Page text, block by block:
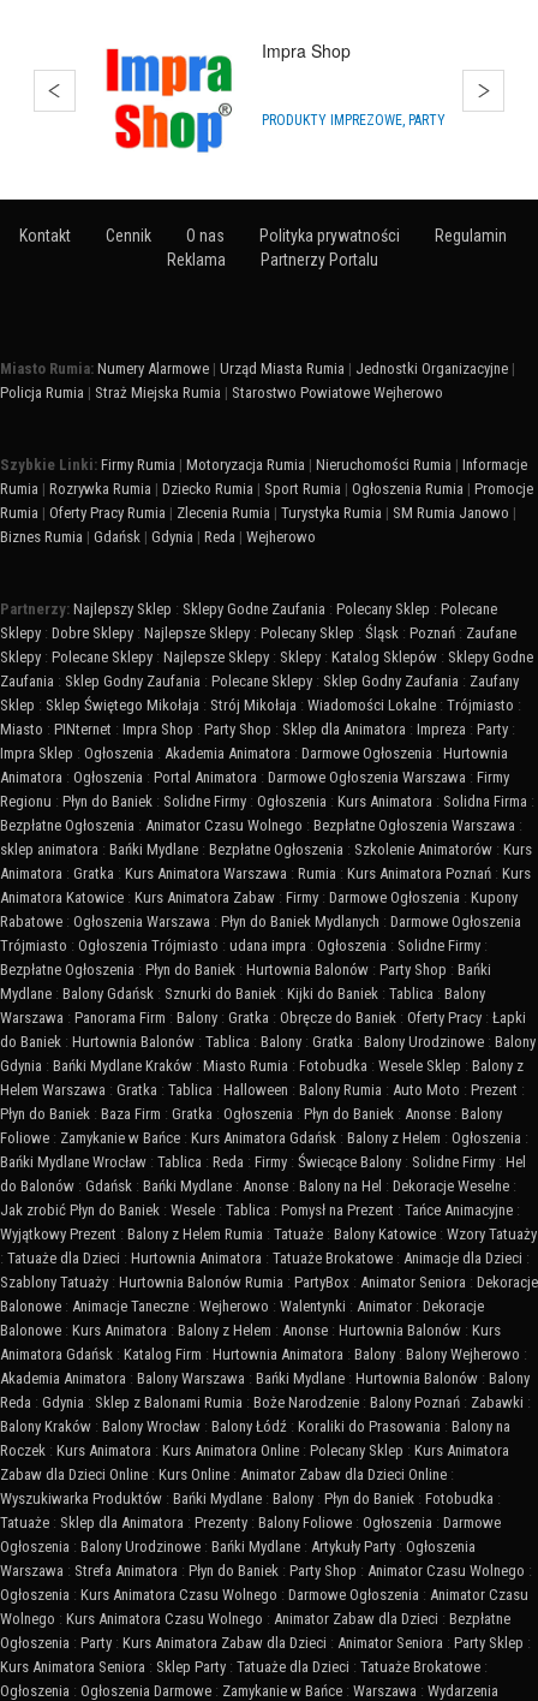
Impra Shop
PRODUKTY IMPREZOWE, PARTY
Kontakt Cennik O nas Polityka prywatności
Regulamin
Reklama
Partnerzy Portalu
Miasto Rumia: Numery Alarmowe | Urząd Miasta Rumia | Jednostki Organizacyjne |
Policja Rumia | Straż Miejska Rumia | Starostwo Powiatowe Wejherowo
Szybkie Linki: Firmy Rumia | Motoryzacja Rumia | Nieruchomości Rumia | Informacje
Rumia | Rozrywka Rumia | Dziecko Rumia | Sport Rumia | Ogłoszenia Rumia | Promocje
Rumia | Oferty Pracy Rumia | Zlecenia Rumia | Turystyka Rumia | SM Rumia Janowo |
Biznes Rumia | Gdańsk | Gdynia | Reda | Wejherowo
Partnerzy: Najlepszy Sklep : Sklepy Godne Zaufania : Polecany Sklep : Polecane
Sklepy : Dobre Sklepy : Najlepsze Sklepy : Polecany Sklep : Śląsk : Poznań : Zaufane
Sklepy : Polecane Sklepy : Najlepsze Sklepy : Sklepy : Katalog Sklepów : Sklepy Godne
Zaufania : Sklep Godny Zaufania : Polecane Sklepy : Sklep Godny Zaufania : Zaufany
Sklep : Sklep Świętego Mikołaja : Strój Mikołaja : Wiadomości Lokalne : Trójmiasto :
Miasto : PINternet : Impra Shop : Party Shop : Sklep dla Animatora : Impreza : Party :
Impra Sklep : Ogłoszenia : Akademia Animatora : Darmowe Ogłoszenia : Hurtownia
Animatora : Ogłoszenia : Portal Animatora : Darmowe Ogłoszenia Warszawa : Firmy
Regionu : Płyn do Baniek : Solidne Firmy : Ogłoszenia : Kurs Animatora : Solidna Firma :
Bezpłatne Ogłoszenia : Animator Czasu Wolnego : Bezpłatne Ogłoszenia Warszawa :
sklep animatora : Bańki Mydlane : Bezpłatne Ogłoszenia : Szkolenie Animatorów : Kurs
Animatora : Gratka : Kurs Animatora Warszawa : Rumia : Kurs Animatora Poznań : Kurs
Animatora Katowice : Kurs Animatora Zabaw : Firmy : Darmowe Ogłoszenia : Kupony
Rabatowe : Ogłoszenia Warszawa : Płyn do Baniek Mydlanych : Darmowe Ogłoszenia
Trójmiasto : Ogłoszenia Trójmiasto : udana impra : Ogłoszenia : Solidne Firmy :
Bezpłatne Ogłoszenia : Płyn do Baniek : Hurtownia Balonów : Party Shop : Bańki
Mydlane : Balony Gdańsk : Sznurki do Baniek : Kijki do Baniek : Tablica : Balony
Warszawa : Panorama Firm : Balony : Gratka : Obręcze do Baniek : Oferty Pracy : Łapki
do Baniek : Hurtownia Balonów : Tablica : Balony : Gratka : Balony Urodzinowe : Balony
Gdynia : Bańki Mydlane Kraków : Miasto Rumia : Fotobudka : Wesele Sklep : Balony z
Helem Warszawa : Gratka : Tablica : Halloween : Balony Rumia : Auto Moto : Prezent :
Płyn do Baniek : Baza Firm : Gratka : Ogłoszenia : Płyn do Baniek : Anonse : Balony
Foliowe : Zamykanie w Bańce : Kurs Animatora Gdańsk : Balony z Helem : Ogłoszenia :
Bańki Mydlane Wrocław : Tablica : Reda : Firmy : Świecące Balony : Solidne Firmy : Hel
do Balonów : Gdańsk : Bańki Mydlane : Anonse : Balony na Hel : Dekoracje Weselne :
Jak zrobić Płyn do Baniek : Wesele : Tablica : Pomysł na Prezent : Tańce Animacyjne :
Wyjątkowy Prezent : Balony z Helem Rumia : Tatuaże : Balony Katowice : Wzory Tatuaży
: Tatuaże dla Dzieci : Hurtownia Animatora : Tatuaże Brokatowe : Animacje dla Dzieci :
Szablony Tatuaży : Hurtownia Balonów Rumia : PartyBox : Animator Seniora : Dekoracje
Balonowe : Animacje Taneczne : Wejherowo : Walentynki : Animator : Dekoracje
Balonowe : Kurs Animatora : Balony z Helem : Anonse : Hurtownia Balonów : Kurs
Animatora Gdańsk : Katalog Firm : Hurtownia Animatora : Balony : Balony Wejherowo :
Akademia Animatora : Balony Warszawa : Bańki Mydlane : Hurtownia Balonów : Balony
Reda : Gdynia : Sklep z Balonami Rumia : Boże Narodzenie : Balony Poznań : Zabawki :
Balony Kraków : Balony Wrocław : Balony Łódź : Koraliki do Prasowania : Balony na
Roczek : Kurs Animatora : Kurs Animatora Online : Polecany Sklep : Kurs Animatora
Zabaw dla Dzieci Online : Kurs Online : Animator Zabaw dla Dzieci Online :
Wyszukiwarka Produktów : Bańki Mydlane : Balony : Płyn do Baniek : Fotobudka :
Tatuaże : Sklep dla Animatora : Prezenty : Balony Foliowe : Ogłoszenia : Darmowe
Ogłoszenia : Balony Urodzinowe : Bańki Mydlane : Artykuły Party : Ogłoszenia
Warszawa : Strefa Animatora : Płyn do Baniek : Party Shop : Animator Czasu Wolnego :
Ogłoszenia : Kurs Animatora Czasu Wolnego : Darmowe Ogłoszenia : Animator Czasu
Wolnego : Kurs Animatora Czasu Wolnego : Animator Zabaw dla Dzieci : Bezpłatne
Ogłoszenia : Party : Kurs Animatora Zabaw dla Dzieci : Animator Seniora : Party Sklep :
Kurs Animatora Seniora : Sklep Party : Tatuaże dla Dzieci : Tatuaże Brokatowe :
Ogłoszenia : Ogłoszenia Darmowe : Zamykanie w Bańce : Warszawa : Wydarzenia